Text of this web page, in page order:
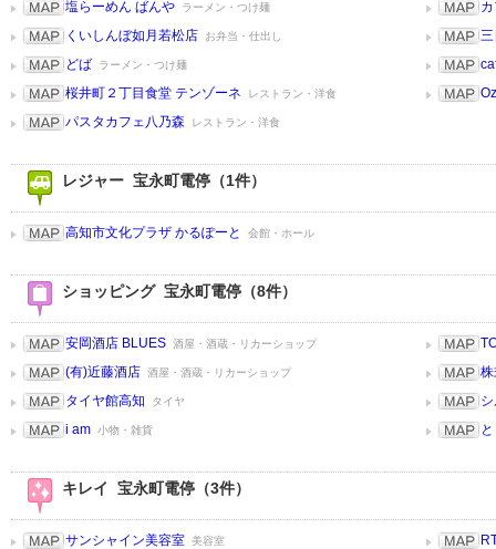
塩らーめん ばんや
ラーメン・つけ麺
くいしんぼ如月若松店
お弁当・仕出し
どば
ラーメン・つけ麺
桜井町２丁目食堂 テンゾーネ
レストラン・洋食
パスタカフェ八乃森
レストラン・洋食
レジャー 宝永町電停（1件）
高知市文化プラザ かるぽーと 会館・ホール
ショッピング 宝永町電停（8件）
安岡酒店 BLUES 酒屋・酒蔵・リカーショップ
(有)近藤酒店 酒屋・酒蔵・リカーショップ
タイヤ館高知
タイヤ
i am 小物・雑貨
キレイ 宝永町電停（3件）
サンシャイン美容室 美容室